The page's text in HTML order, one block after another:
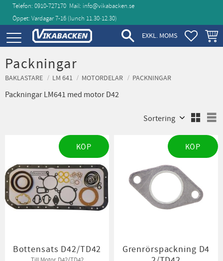
Meny
Telefon: 0910-727170 Mail: info@vikabacken.se
Öppet: Vardagar 7-16 (lunch 11.30‑12.30)
EXKL. MOMS
Packningar
BAKLASTARE LM 641 MOTORDELAR PACKNINGAR
Packningar LM641 med motor D42
Bottensats D42/TD42
KÖP
Grenrörspackning D4
KÖP